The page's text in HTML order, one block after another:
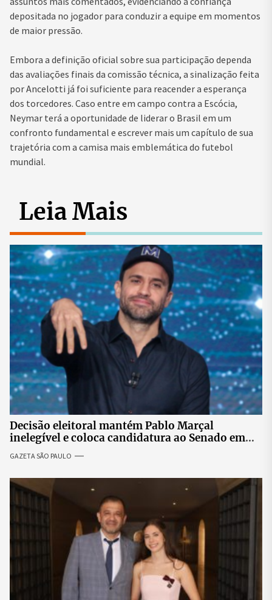
depositada no jogador para conduzir a equipe em momentos
de maior pressão.
Embora a definição oficial sobre sua participação dependa
das avaliações finais da comissão técnica, a sinalização feita
por Ancelotti já foi suficiente para reacender a esperança
dos torcedores. Caso entre em campo contra a Escócia,
Neymar terá a oportunidade de liderar o Brasil em um
confronto fundamental e escrever mais um capítulo de sua
trajetória com a camisa mais emblemática do futebol
mundial.
Leia Mais
Decisão eleitoral mantém Pablo Marçal
inelegível e coloca candidatura ao Senado em
GAZETA SÃO PAULO